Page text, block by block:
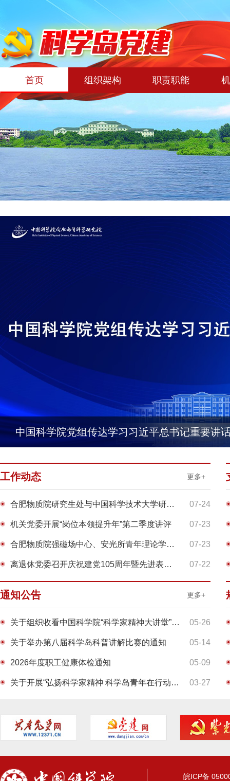
首页 组织架构 职责职能
中国科学院党组传达学习习近平总书记重要讲
工作动态 更多+
合肥物质院研究生处与中国科学技术大学研究生院联合开展... 07-24
机关党委开展“岗位本领提升年”第二季度讲评 07-23
合肥物质院强磁场中心、安光所青年理论学习小组开展专题... 07-23
离退休党委召开庆祝建党105周年暨先进表彰交流大会 07-22
通知公告 更多+
关于组织收看中国科学院“科学家精神大讲堂”示范性宣讲... 05-26
关于举办第八届科学岛科普讲解比赛的通知 05-14
2026年度职工健康体检通知 05-09
关于开展“弘扬科学家精神 科学岛青年在行动”讲解大赛... 03-27
皖ICP备